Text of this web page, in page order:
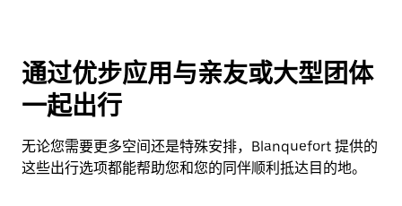
通过优步应用与亲友或大型团体
一起出行
无论您需要更多空间还是特殊安排，Blanquefort 提供的
这些出行选项都能帮助您和您的同伴顺利抵达目的地。